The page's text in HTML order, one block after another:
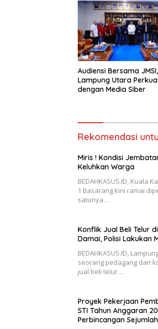
Audiensi Bersama
Lampung Utara
dengan Media Siber
Rekomendasi
Miris ! Kondisi
Keluhkan Warga
BEDAHKASUS.ID, Kuala
1 Basarang kini ramai
satunya…
Konflik Jual Beli Telur
Damai, Polisi Lakukan
BEDAHKASUS.ID,
seorang pedagang dan
jual beli telur…
Proyek Pekerjaan
STI Tahun Anggaran
Perbincangan